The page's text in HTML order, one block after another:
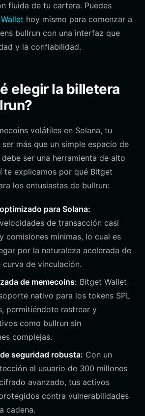
fluida de tu cartera. Puedes
hoy mismo para comenzar a
bullrun con una interfaz que
y la confiabilidad.
elegir la billetera
volátiles en Solana, tu
más que un simple espacio de
ser una herramienta de alto
te explicamos por qué Bitget
los entusiastas de bullrun:
para Solana:
de transacción casi
comisiones mínimas, lo cual es
por la naturaleza acelerada de
de vinculación.
de memecoins: Bitget Wallet
nativo para los tokens SPL
permitiéndote rastrear y
como bullrun sin
complejas.
seguridad robusta: Con un
al usuario de 300 millones
avanzado, tus activos
contra vulnerabilidades
cadena.